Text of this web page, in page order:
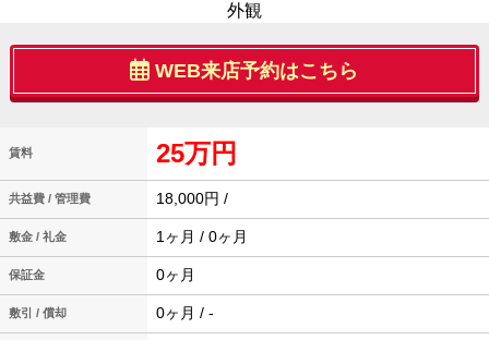
外観
WEB来店予約はこちら
賃料 25万円
共益費 / 管理費 18,000円 /
敷金 / 礼金 1ヶ月 / 0ヶ月
保証金 0ヶ月
敷引 / 償却 0ヶ月 / -